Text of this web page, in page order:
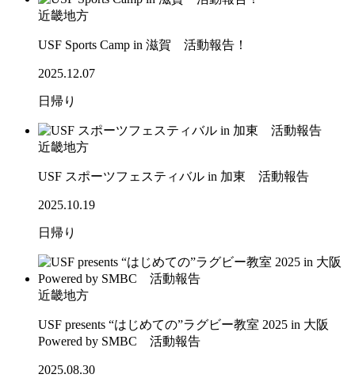
近畿地方
USF Sports Camp in 滋賀 活動報告！
2025.12.07
日帰り
近畿地方
USF スポーツフェスティバル in 加東 活動報告
2025.10.19
日帰り
近畿地方
USF presents “はじめての”ラグビー教室 2025 in 大阪
Powered by SMBC 活動報告
2025.08.30